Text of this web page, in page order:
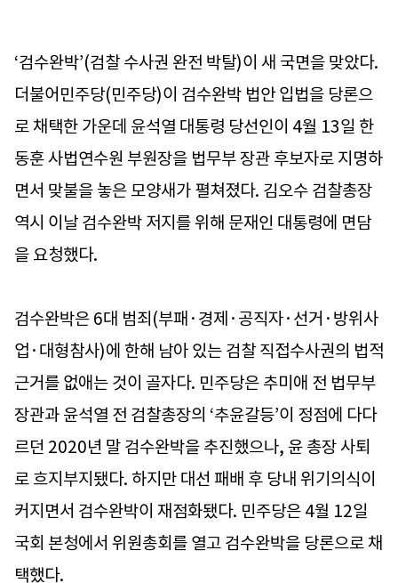
‘검수완박’(검찰 수사권 완전 박탈)이 새 국면을 맞았다.
더불어민주당(민주당)이 검수완박 법안 입법을 당론으
로 채택한 가운데 윤석열 대통령 당선인이 4월 13일 한
동훈 사법연수원 부원장을 법무부 장관 후보자로 지명하
면서 맞불을 놓은 모양새가 펼쳐졌다. 김오수 검찰총장
역시 이날 검수완박 저지를 위해 문재인 대통령에 면담
을 요청했다.
검수완박은 6대 범죄(부패·경제·공직자·선거·방위사
업·대형참사)에 한해 남아 있는 검찰 직접수사권의 법적
근거를 없애는 것이 골자다. 민주당은 추미애 전 법무부
장관과 윤석열 전 검찰총장의 ‘추윤갈등’이 정점에 다다
르던 2020년 말 검수완박을 추진했으나, 윤 총장 사퇴
로 흐지부지됐다. 하지만 대선 패배 후 당내 위기의식이
커지면서 검수완박이 재점화됐다. 민주당은 4월 12일
국회 본청에서 위원총회를 열고 검수완박을 당론으로 채
택했다.